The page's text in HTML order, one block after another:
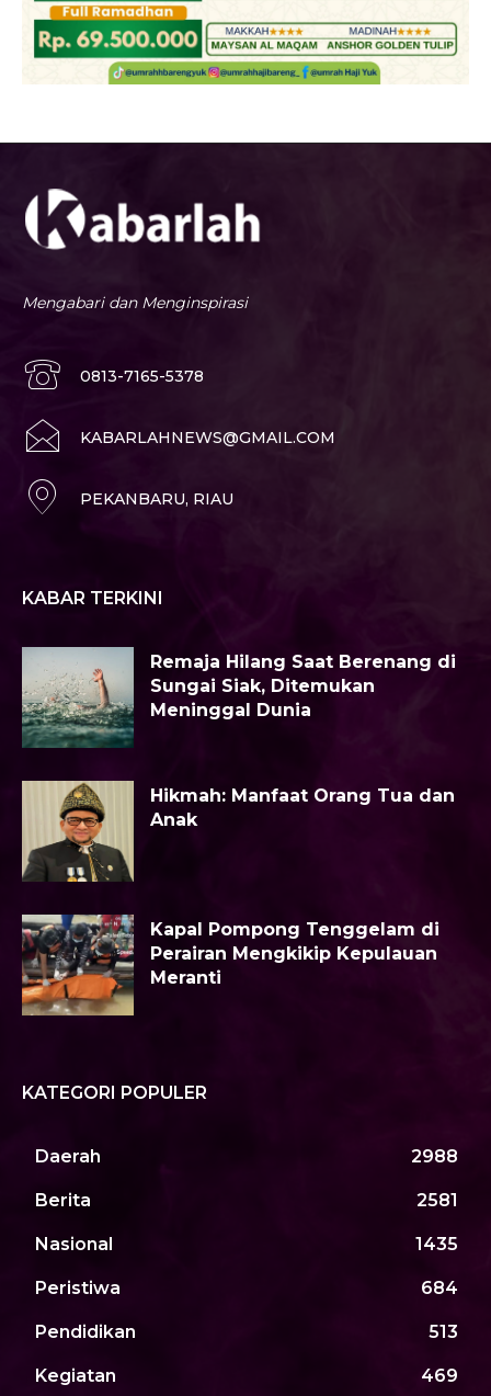
Mengabari dan Menginspirasi
0813-7165-5378
KABARLAHNEWS@GMAIL.COM
PEKANBARU, RIAU
KABAR TERKINI
Remaja Hilang Saat Berenang di
Sungai Siak, Ditemukan
Meninggal Dunia
Hikmah: Manfaat Orang Tua dan
Anak
Kapal Pompong Tenggelam di
Perairan Mengkikip Kepulauan
Meranti
KATEGORI POPULER
Daerah 2988
Berita 2581
Nasional 1435
Peristiwa 684
Pendidikan 513
Kegiatan 469